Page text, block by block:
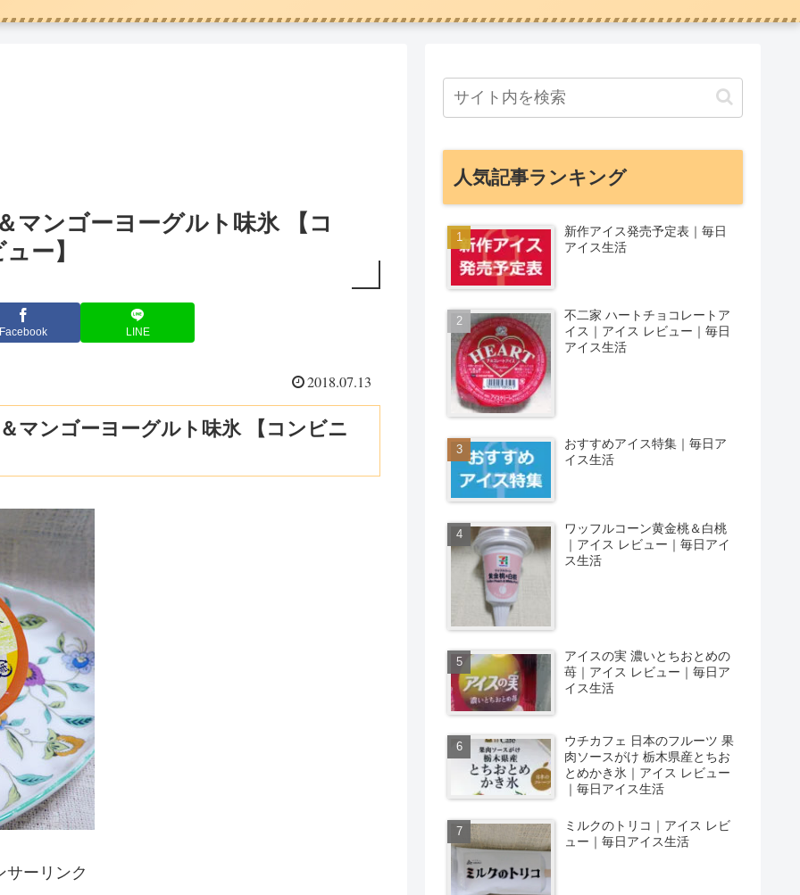
マンゴーヨーグルト味氷 【コ
ー】
Facebook LINE
2018.07.13
マンゴーヨーグルト味氷 【コンビニ
サーリンク
人気記事ランキング
新作アイス発売予定表｜毎日
アイス生活
不二家 ハートチョコレートア
イス｜アイス レビュー｜毎日
アイス生活
おすすめアイス特集｜毎日ア
イス生活
ワッフルコーン黄金桃＆白桃
｜アイス レビュー｜毎日アイ
ス生活
アイスの実 濃いとちおとめの
苺｜アイス レビュー｜毎日ア
イス生活
ウチカフェ 日本のフルーツ 果
肉ソースがけ 栃木県産とちお
とめかき氷｜アイス レビュー
｜毎日アイス生活
ミルクのトリコ｜アイス レビ
ュー｜毎日アイス生活